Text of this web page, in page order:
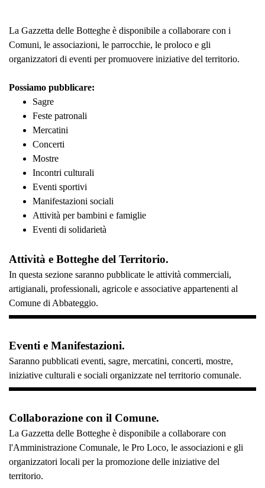
La Gazzetta delle Botteghe è disponibile a collaborare con i
Comuni, le associazioni, le parrocchie, le proloco e gli
organizzatori di eventi per promuovere iniziative del territorio.
Possiamo pubblicare:
Sagre
Feste patronali
Mercatini
Concerti
Mostre
Incontri culturali
Eventi sportivi
Manifestazioni sociali
Attività per bambini e famiglie
Eventi di solidarietà
Attività e Botteghe del Territorio.
In questa sezione saranno pubblicate le attività commerciali,
artigianali, professionali, agricole e associative appartenenti al
Comune di Abbateggio.
Eventi e Manifestazioni.
Saranno pubblicati eventi, sagre, mercatini, concerti, mostre,
iniziative culturali e sociali organizzate nel territorio comunale.
Collaborazione con il Comune.
La Gazzetta delle Botteghe è disponibile a collaborare con
l'Amministrazione Comunale, le Pro Loco, le associazioni e gli
organizzatori locali per la promozione delle iniziative del
territorio.